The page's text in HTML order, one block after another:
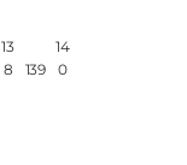
13
8
139
14
0